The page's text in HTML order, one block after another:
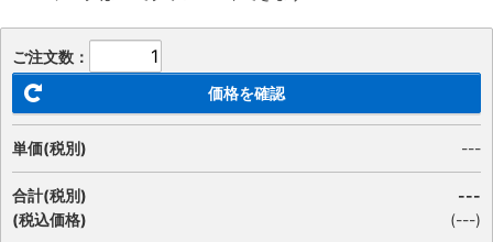
ご注文数：
価格を確認
単価(税別) ---
合計(税別)
(税込価格)
---
(---)